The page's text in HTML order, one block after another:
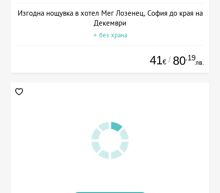
Изгодна нощувка в хотел Мег Лозенец, София до края на
Декември
+ без храна
41€ / 80.19
лв.